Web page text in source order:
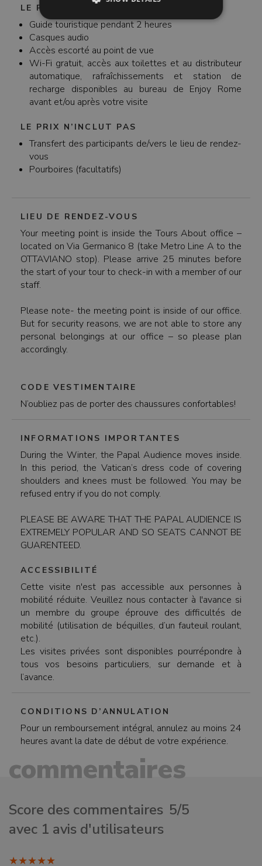
LE PRIX INCLUT
Guide touristique pendant 2 heures
Casques audio
Accès escorté au point de vue
Wi-Fi gratuit, accès aux toilettes et au distributeur
automatique, rafraîchissements et station de
recharge disponibles au bureau de Enjoy Rome
avant et/ou après votre visite
LE PRIX N’INCLUT PAS
Transfert des participants de/vers le lieu de rendez-
vous
Pourboires (facultatifs)
LIEU DE RENDEZ-VOUS
Your meeting point is inside the Tours About office –
located on Via Germanico 8 (take Metro Line A to the
OTTAVIANO stop). Please arrive 25 minutes before
the start of your tour to check-in with a member of our
staff.
Please note- the meeting point is inside of our office.
But for security reasons, we are not able to store any
personal belongings at our office – so please plan
accordingly.
CODE VESTIMENTAIRE
N’oubliez pas de porter des chaussures confortables!
INFORMATIONS IMPORTANTES
During the Winter, the Papal Audience moves inside.
In this period, the Vatican’s dress code of covering
shoulders and knees must be followed. You may be
refused entry if you do not comply.
PLEASE BE AWARE THAT THE PAPAL AUDIENCE IS
EXTREMELY POPULAR AND SO SEATS CANNOT BE
GUARENTEED.
ACCESSIBILITÉ
Cette visite n'est pas accessible aux personnes à
mobilité réduite. Veuillez nous contacter à l'avance si
un membre du groupe éprouve des difficultés de
mobilité (utilisation de béquilles, d’un fauteuil roulant,
etc.).
Les visites privées sont disponibles pourrépondre à
tous vos besoins particuliers, sur demande et à
l’avance.
CONDITIONS D’ANNULATION
Pour un remboursement intégral, annulez au moins 24
heures avant la date de début de votre expérience.
commentaires
Score des commentaires 5/5
avec 1 avis d'utilisateurs